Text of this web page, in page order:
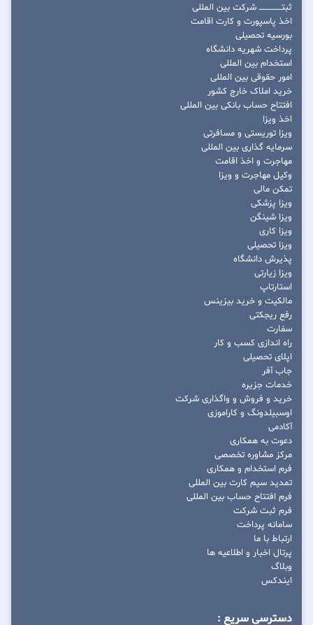
ثبتــــــــــــــــ شرکت بین المللی
اخذ پاسپورت و کارت اقامت
بورسیه تحصیلی
پرداخت شهریه دانشگاه
استخدام بین المللی
امور حقوقی بین المللی
خرید املاک خارج کشور
افتتاح حساب بانکی بین المللی
اخذ ویزا
ویزا توریستی و مسافرتی
سرمایه گذاری بین المللی
مهاجرت و اخذ اقامت
وکیل مهاجرت و ویزا
تمکن مالی
ویزا پزشکی
ویزا شینگن
ویزا کاری
ویزا تحصیلی
پذیرش دانشگاه
ویزا زیارتی
استارتاپ
مالکیت و خرید بیزینس
رفع ریجکتی
سفارت
راه اندازی کسب و کار
اپلای تحصیلی
جاب آفر
خدمات جزیره
خرید و فروش و واگذاری شرکت
اوسبیلدونگ و کاراموزی
آکادمی
دعوت به همکاری
مرکز مشاوره تخصصی
فرم استخدام و همکاری
تمدید سیم کارت بین المللی
فرم افتتاح حساب بین المللی
فرم ثبت شرکت
سامانه پرداخت
ارتباط با ما
پرتال اخبار و اطلاعیه ها
وبلاگ
ایندکس
دسترسی سریع :